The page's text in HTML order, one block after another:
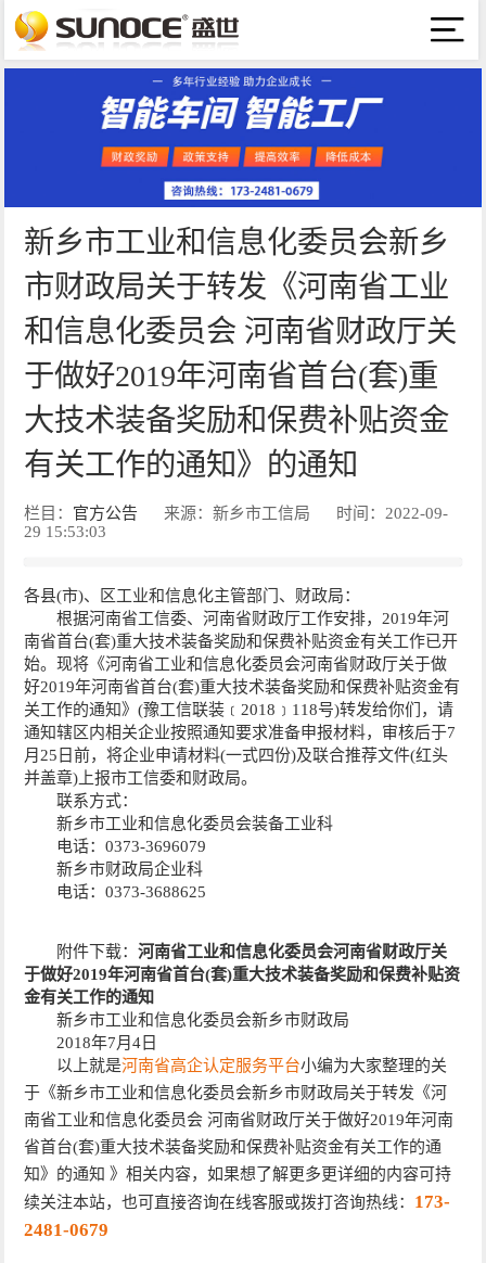
新乡市工业和信息化委员会新乡
市财政局关于转发《河南省工业
和信息化委员会 河南省财政厅关
于做好2019年河南省首台(套)重
大技术装备奖励和保费补贴资金
有关工作的通知》的通知
栏目： 官方公告 来源：新乡市工信局
时间：2022-09-
29 15:53:03
各县(市)、区工业和信息化主管部门、财政局：
根据河南省工信委、河南省财政厅工作安排，2019年河
南省首台(套)重大技术装备奖励和保费补贴资金有关工作已开
始。现将《河南省工业和信息化委员会河南省财政厅关于做
好2019年河南省首台(套)重大技术装备奖励和保费补贴资金有
关工作的通知》(豫工信联装﹝2018﹞118号)转发给你们，请
通知辖区内相关企业按照通知要求准备申报材料，审核后于7
月25日前，将企业申请材料(一式四份)及联合推荐文件(红头
并盖章)上报市工信委和财政局。
联系方式：
新乡市工业和信息化委员会装备工业科
电话：0373-3696079
新乡市财政局企业科
电话：0373-3688625
附件下载：河南省工业和信息化委员会河南省财政厅关
于做好2019年河南省首台(套)重大技术装备奖励和保费补贴资
金有关工作的通知
新乡市工业和信息化委员会新乡市财政局
2018年7月4日
以上就是河南省高企认定服务平台小编为大家整理的关
于《新乡市工业和信息化委员会新乡市财政局关于转发《河
南省工业和信息化委员会 河南省财政厅关于做好2019年河南
省首台(套)重大技术装备奖励和保费补贴资金有关工作的通
知》的通知 》相关内容，如果想了解更多更详细的内容可持
续关注本站，也可直接咨询在线客服或拨打咨询热线： 173-
2481-0679